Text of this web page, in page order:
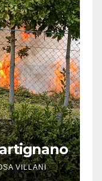
VILLANI